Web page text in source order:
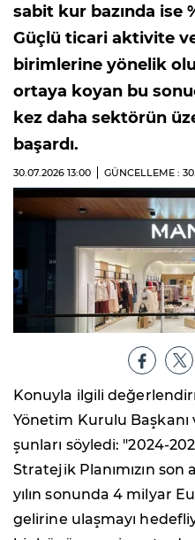
sabit kur bazında ise
Güçlü ticari aktivite
birimlerine yönelik
ortaya koyan bu
kez daha sektörün
başardı.
30.07.2026 13:00 GÜNCELLEME :
Konuyla ilgili
Yönetim Kurulu Başkanı
şunları söyledi: "2024-
Stratejik Planımızın
yılın sonunda 4 milyar
gelirine ulaşmayı